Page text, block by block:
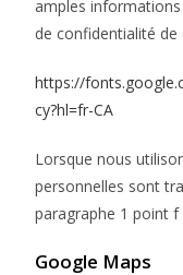
amples
de confidentialité de
https://
cy?hl=fr-CA
Lorsque nous
personnelles sont
paragraphe 1 point f
Google Maps